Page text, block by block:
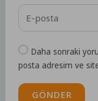
Daha sonraki
posta adresim ve
GÖNDER